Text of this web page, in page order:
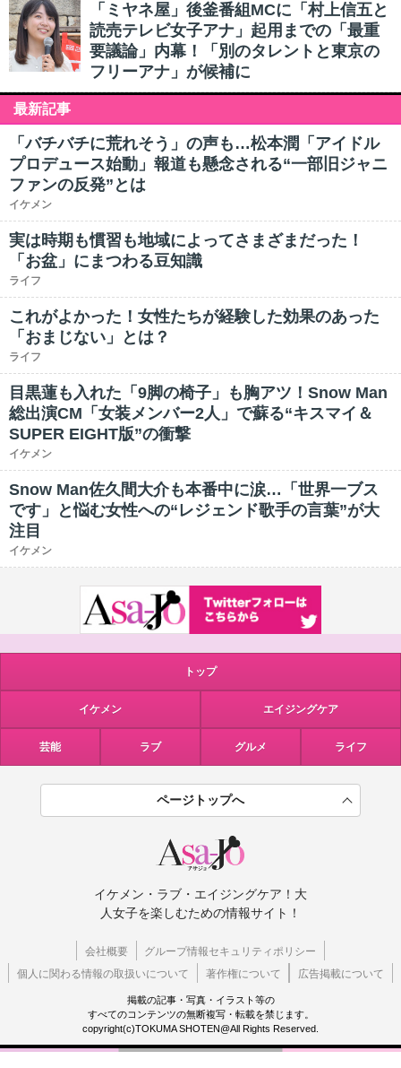
「ミヤネ屋」後釜番組MCに「村上信五と
読売テレビ女子アナ」起用までの「最重
要議論」内幕！「別のタレントと東京の
フリーアナ」が候補に
最新記事
「バチバチに荒れそう」の声も…松本潤「アイドル
プロデュース始動」報道も懸念される“一部旧ジャニ
ファンの反発”とは
イケメン
実は時期も慣習も地域によってさまざまだった！
「お盆」にまつわる豆知識
ライフ
これがよかった！女性たちが経験した効果のあった
「おまじない」とは？
ライフ
目黒蓮も入れた「9脚の椅子」も胸アツ！Snow Man
総出演CM「女装メンバー2人」で蘇る“キスマイ＆
SUPER EIGHT版”の衝撃
イケメン
Snow Man佐久間大介も本番中に涙…「世界一ブス
です」と悩む女性への“レジェンド歌手の言葉”が大
注目
イケメン
トップ
イケメン エイジングケア
芸能 ラブ グルメ ライフ
ページトップへ
イケメン・ラブ・エイジングケア！大
人女子を楽しむための情報サイト！
会社概要
グループ情報セキュリティポリシー
個人に関わる情報の取扱いについて
著作権について 広告掲載について
掲載の記事・写真・イラスト等の
すべてのコンテンツの無断複写・転載を禁じます。
copyright(c)TOKUMA SHOTEN@All Rights Reserved.